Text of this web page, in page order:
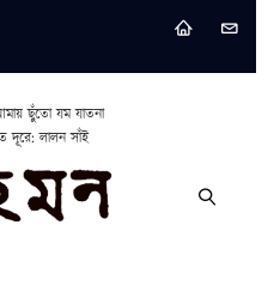
ছুঁতো যম যাতনা
দূরে: লালন সাঁই